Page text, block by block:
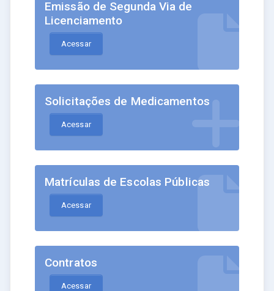
Emissão de Segunda Via de
Licenciamento
Acessar
Solicitações de Medicamentos
Acessar
Matrículas de Escolas Públicas
Acessar
Contratos
Acessar